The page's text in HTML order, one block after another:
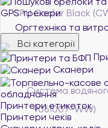
GPS трекери
Оргтехніка та
Всі категорії
Сканери
обладнання
Принтери етикеток
Принтери чеків